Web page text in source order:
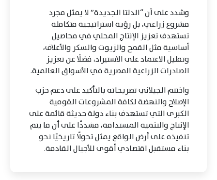
وشدد على أن “الدلتا الجديدة” لا يمثل مجرد
مشروع زراعي، بل رؤية استراتيجية متكاملة
تستهدف تعزيز الإنتاج المحلي في محاصيل
أساسية مثل القمح والزيوت والسكر والأعلاف،
وتقليل الاعتماد على الاستيراد، فضلًا عن تعزيز
الصادرات الزراعية المصرية في الأسواق العالمية.
واختتم الجيلاني تصريحاته بالتأكيد على دعم حزب
الإصلاح والنهضة لكافة المشروعات القومية
الكبرى التي تستهدف بناء دولة حديثة قائمة على
الإنتاج والتنمية المستدامة، مشددًا على أن ما يتم
تنفيذه على أرض الواقع يمثل تحولًا تاريخيًا نحو
بناء مستقبل اقتصادي أقوى للأجيال القادمة.